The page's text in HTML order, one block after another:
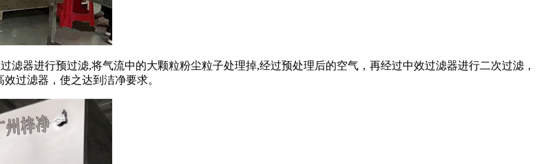
器进行预过滤,将气流中的大颗粒粉尘粒子处理掉,经过预处理后的空气，再经过中效过滤器进行二次过滤，
过滤器，使之达到洁净要求。